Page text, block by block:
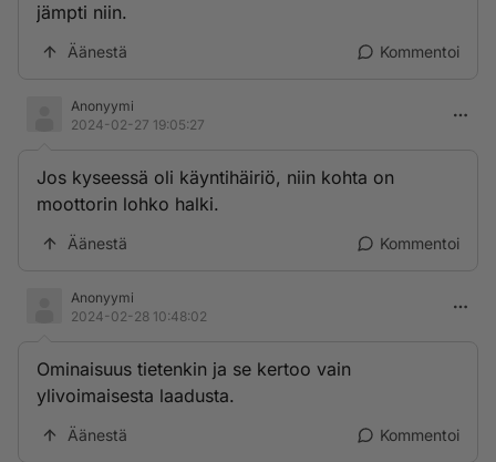
jämpti niin.
Äänestä Kommentoi
Anonyymi
2024-02-27 19:05:27
Jos kyseessä oli käyntihäiriö, niin kohta on
moottorin lohko halki.
Äänestä Kommentoi
Anonyymi
2024-02-28 10:48:02
Ominaisuus tietenkin ja se kertoo vain
ylivoimaisesta laadusta.
Äänestä Kommentoi